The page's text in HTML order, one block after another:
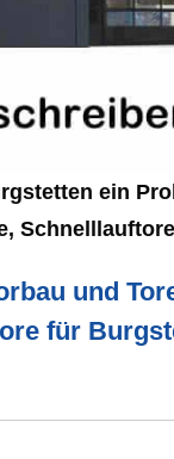
ein
und
für